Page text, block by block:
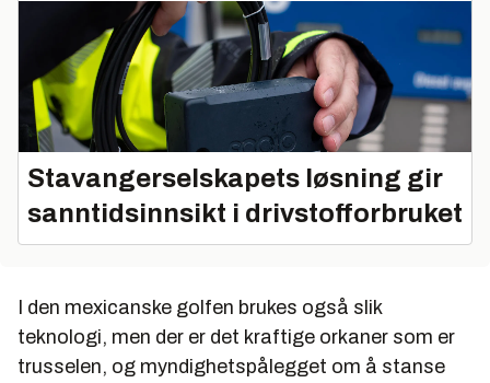
Stavangerselskapets løsning gir
sanntidsinnsikt i drivstofforbruket
I den mexicanske golfen brukes også slik
teknologi, men der er det kraftige orkaner som er
trusselen, og myndighetspålegget om å stanse